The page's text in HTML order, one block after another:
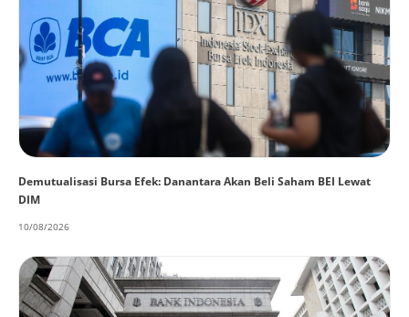
Demutualisasi Bursa Efek: Danantara Akan Beli Saham BEI Lewat
DIM
10/08/2026